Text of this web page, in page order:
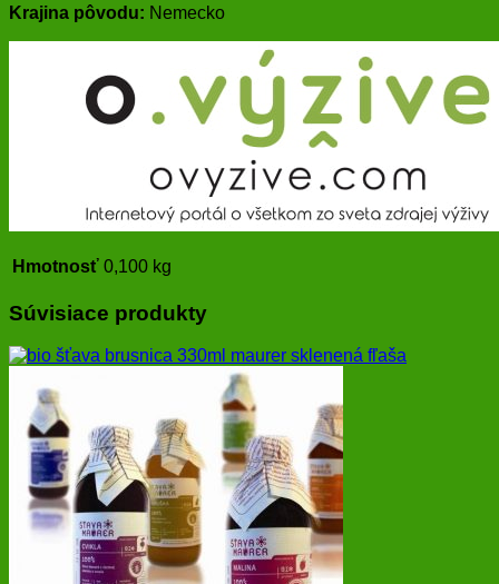
Krajina pôvodu: Nemecko
Hmotnosť 0,100 kg
Súvisiace produkty